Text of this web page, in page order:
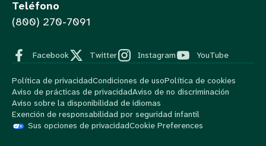
Teléfono
(800) 270-7091
Facebook Twitter Instagram YouTube
Política de privacidadCondiciones de usoPolítica de cookies
Aviso de prácticas de privacidadAviso de no discriminación
Aviso sobre la disponibilidad de idiomas
Exención de responsabilidad por seguridad infantil
Sus opciones de privacidadCookie Preferences